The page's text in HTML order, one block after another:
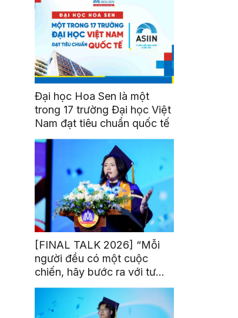
Đại học Hoa Sen là một
trong 17 trường Đại học Việt
Nam đạt tiêu chuẩn quốc tế
[FINAL TALK 2026] “Mỗi
người đều có một cuộc
chiến, hãy bước ra với tư
thế của người chiến thắng”